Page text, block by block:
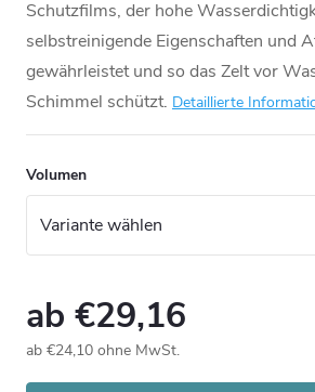
Schutzfilms, der hohe
selbstreinigende Eigenschaften und
gewährleistet und so das Zelt vor
Schimmel schützt. Detaillierte
Volumen
ab €29,16
ab €24,10 ohne MwSt.